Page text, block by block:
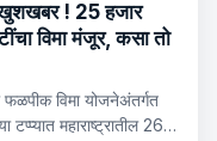
! 25 हजार
विमा मंजूर, कसा तो
विमा योजनेअंतर्गत
महाराष्ट्रातील 26